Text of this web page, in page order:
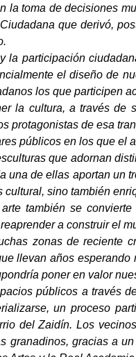
la toma de decisiones
que derivó,
la participación
el diseño de
los que participen
la cultura, a través de
protagonistas de esa
públicos en los que el
que adornan
una de ellas aportan un
cultural, sino también
también se
a construir el
zonas de reciente
llevan años
poner en valor
públicos a través
un proceso
del Zaidín. Los
granadinos, gracias a